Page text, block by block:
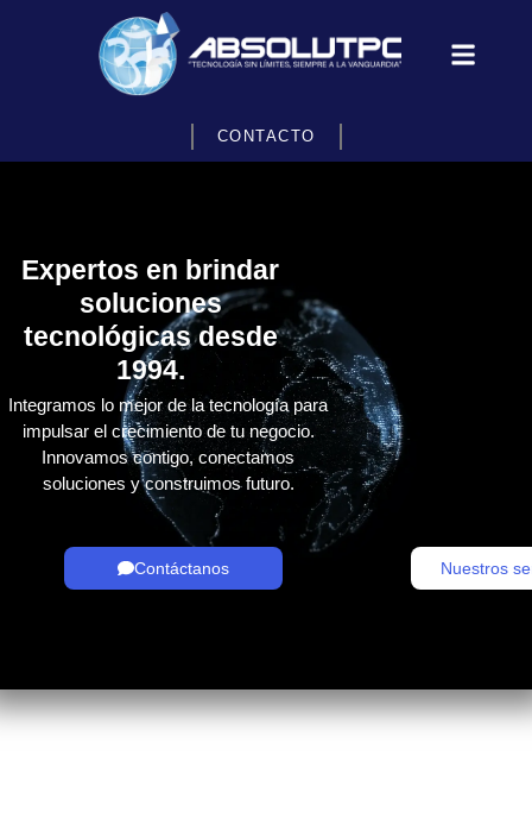
CONTACTO
Expertos en brindar
soluciones
tecnológicas desde
1994.
Integramos lo mejor de la tecnología para
impulsar el crecimiento de tu negocio.
Innovamos contigo, conectamos
soluciones y construimos futuro.
Contáctanos Nuestros